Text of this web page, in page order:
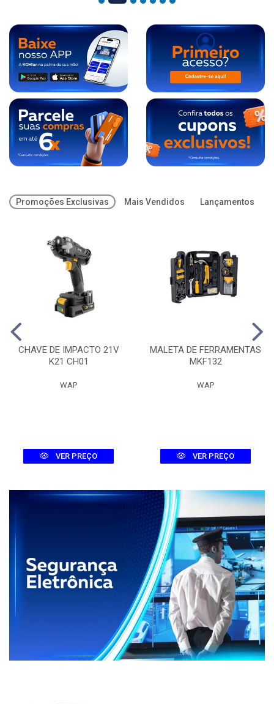
Promoções Exclusivas Mais Vendidos Lançamentos
CHAVE DE IMPACTO 21V
K21 CH01
WAP
VER PREÇO
MALETA DE FERRAMENTAS
MKF132
WAP
VER PREÇO